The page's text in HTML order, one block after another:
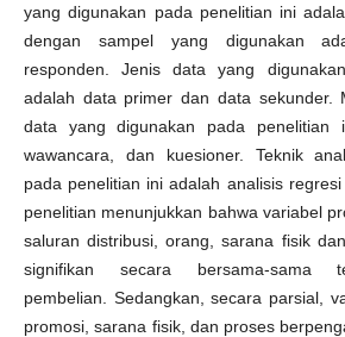
yang digunakan pada penelitian ini
dengan sampel yang digunakan
responden. Jenis data yang
adalah data primer dan data sekunder.
data yang digunakan pada penelitian
wawancara, dan kuesioner. Teknik
pada penelitian ini adalah analisis
penelitian menunjukkan bahwa variabel
saluran distribusi, orang, sarana fisik
signifikan secara bersama-sama
pembelian. Sedangkan, secara parsial,
promosi, sarana fisik, dan proses